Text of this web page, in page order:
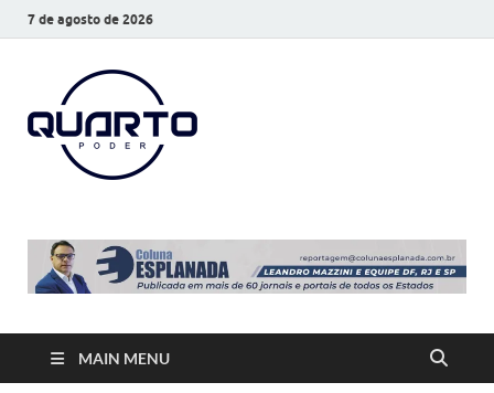
7 de agosto de 2026
MAIN MENU